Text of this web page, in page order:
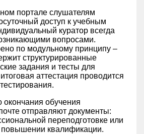
портале слушателям
доступ к учебным
куратор всегда
вопросами.
по модульному принципу –
структурированные
задания и тесты для
аттестация проводится
окончания обучения
отправляют документы:
переподготовке или
повышении квалификации.